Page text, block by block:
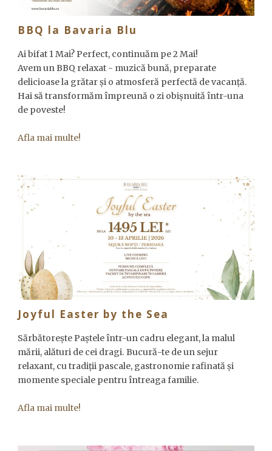
BBQ la Bavaria Blu
Ai bifat 1 Mai? Perfect, continuăm pe 2 Mai!
Avem un BBQ relaxat - muzică bună, preparate
delicioase la grătar și o atmosferă perfectă de vacanță.
Hai să transformăm împreună o zi obișnuită într-una
de poveste!
Afla mai multe!
Joyful Easter by the Sea
Sărbătorește Paștele într-un cadru elegant, la malul
mării, alături de cei dragi. Bucură-te de un sejur
relaxant, cu tradiții pascale, gastronomie rafinată și
momente speciale pentru întreaga familie.
Afla mai multe!